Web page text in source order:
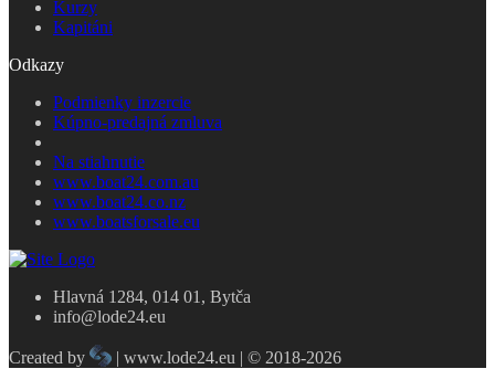
Kurzy
Kapitáni
Odkazy
Podmienky inzercie
Kúpno-predajná zmluva
Na stiahnutie
www.boat24.com.au
www.boat24.co.nz
www.boatsforsale.eu
Hlavná 1284, 014 01, Bytča
info@lode24.eu
Created by | www.lode24.eu | © 2018-2026